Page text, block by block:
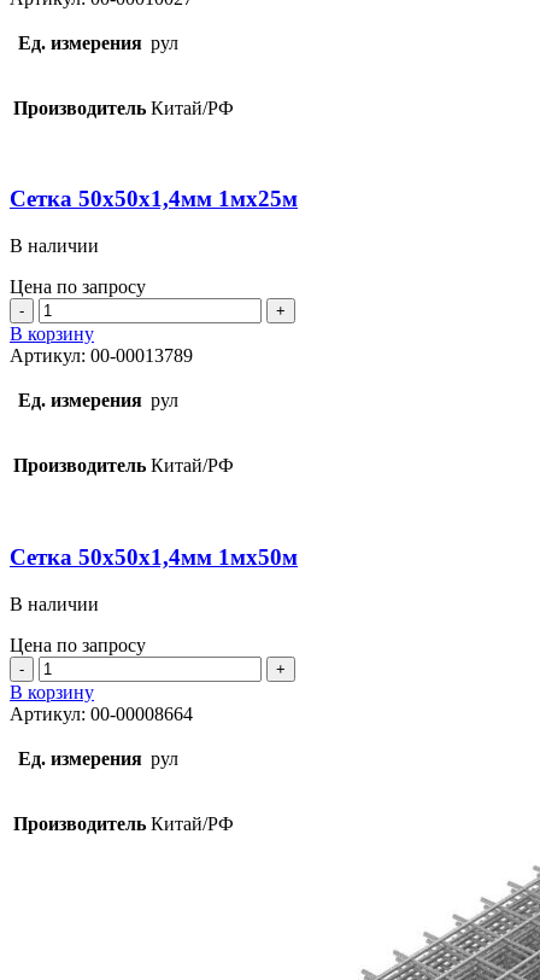
50х50х1,4мм
1,5мх25м
Ед. измерения рул
Производитель Китай/РФ
Сетка 50х50х1,4мм 1мх25м
В наличии
Цена по запросу
Количество
товара
Сетка
50х50х1,4мм
1мх25м
В корзину
Артикул: 00-00013789
Ед. измерения рул
Производитель Китай/РФ
Сетка 50х50х1,4мм 1мх50м
В наличии
Цена по запросу
Количество
товара
Сетка
50х50х1,4мм
1мх50м
В корзину
Артикул: 00-00008664
Ед. измерения рул
Производитель Китай/РФ